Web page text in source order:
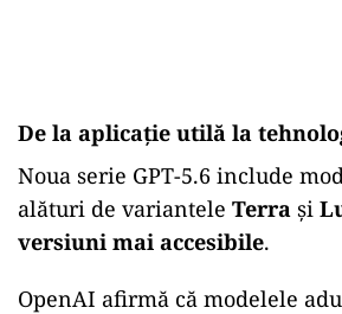
De la aplicație utilă la
Noua serie GPT-5.6 include
alături de variantele Terra și
versiuni mai accesibile.
OpenAI afirmă că modelele